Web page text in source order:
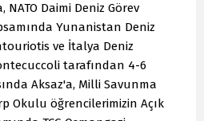
Daimi Deniz Görev
Yunanistan Deniz
ve İtalya Deniz
tarafından 4-6
Aksaz'a, Milli Savunma
Okulu öğrencilerimizin Açık